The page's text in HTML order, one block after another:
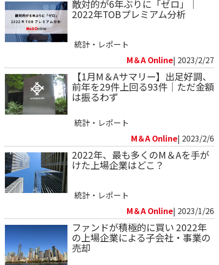
敵対的が6年ぶりに「ゼロ」｜
2022年TOBプレミアム分析
統計・レポート
M＆A Online| 2023/2/27
【1月M＆Aサマリー】出足好調、
前年を29件上回る93件｜ただ金額
は振るわず
統計・レポート
M＆A Online| 2023/2/6
2022年、最も多くのM＆Aを手が
けた上場企業はどこ？
統計・レポート
M＆A Online| 2023/1/26
ファンドが積極的に買い 2022年
の上場企業による子会社・事業の
売却